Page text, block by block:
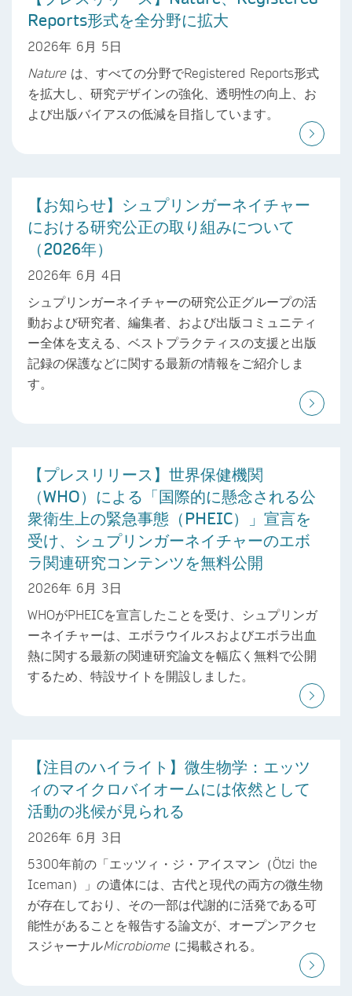
Reports形式を全分野に拡大
2026年 6月 5日
Natureは、すべての分野でRegistered Reports形式
を拡大し、研究デザインの強化、透明性の向上、お
よび出版バイアスの低減を目指しています。
【お知らせ】シュプリンガーネイチャー
における研究公正の取り組みについて
（2026年）
2026年 6月 4日
シュプリンガーネイチャーの研究公正グループの活
動および研究者、編集者、および出版コミュニティ
ー全体を支える、ベストプラクティスの支援と出版
記録の保護などに関する最新の情報をご紹介しま
す。
【プレスリリース】世界保健機関
（WHO）による「国際的に懸念される公
衆衛生上の緊急事態（PHEIC）」宣言を
受け、シュプリンガーネイチャーのエボ
ラ関連研究コンテンツを無料公開
2026年 6月 3日
WHOがPHEICを宣言したことを受け、シュプリンガ
ーネイチャーは、エボラウイルスおよびエボラ出血
熱に関する最新の関連研究論文を幅広く無料で公開
するため、特設サイトを開設しました。
【注目のハイライト】微生物学：エッツ
ィのマイクロバイオームには依然として
活動の兆候が見られる
2026年 6月 3日
5300年前の「エッツィ・ジ・アイスマン（Ötzi the
Iceman）」の遺体には、古代と現代の両方の微生物
が存在しており、その一部は代謝的に活発である可
能性があることを報告する論文が、オープンアクセ
スジャーナルMicrobiome に掲載される。